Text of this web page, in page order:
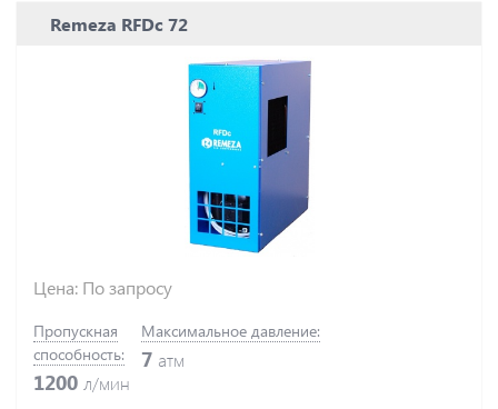
Remeza RFDc 72
Цена: По запросу
Пропускная
способность:
1200 л/мин
Максимальное давление:
7 атм